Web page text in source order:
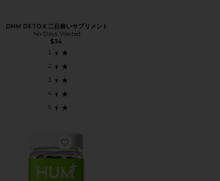
DHM DETOX 二日酔いサプリメント
No Days Wasted
$34
Favorite CELERY JUICE FIBER GUMMIES ファイバーグ